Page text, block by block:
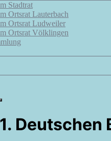
Stadtrat
Ortsrat Lauterbach
Ortsrat Ludweiler
Ortsrat Völklingen
Deutschen